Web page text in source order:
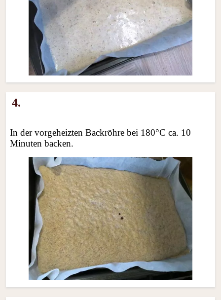
4.
In der vorgeheizten Backröhre bei 180°C ca. 10
Minuten backen.